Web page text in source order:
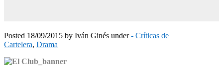
Posted 18/09/2015 by Iván Ginés under- Críticas de
Cartelera, Drama